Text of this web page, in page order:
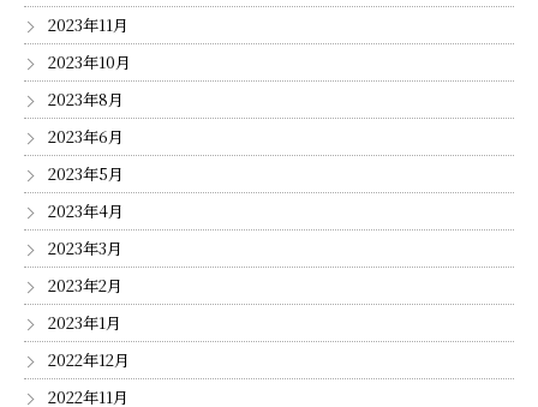
2023年11月
2023年10月
2023年8月
2023年6月
2023年5月
2023年4月
2023年3月
2023年2月
2023年1月
2022年12月
2022年11月